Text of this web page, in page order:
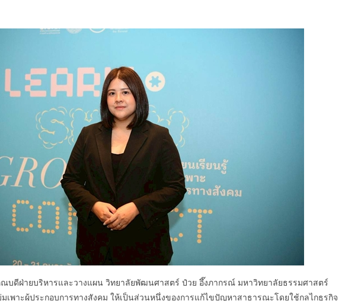
ดีฝ่ายบริหารและวางแผน วิทยาลัยพัฒนศาสตร์ ป๋วย อึ๊งภากรณ์ มหาวิทยาลัยธรรมศาสตร์
มเพาะผู้ประกอบการทางสังคม ให้เป็นส่วนหนึ่งของการแก้ไขปัญหาสาธารณะโดยใช้กลไกธุรกิจ